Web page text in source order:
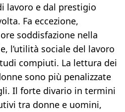
lavoro e dal prestigio
Fa eccezione,
soddisfazione nella
l’utilità sociale del lavoro
compiuti. La lettura dei
sono più penalizzate
Il forte divario in termini
tra donne e uomini,